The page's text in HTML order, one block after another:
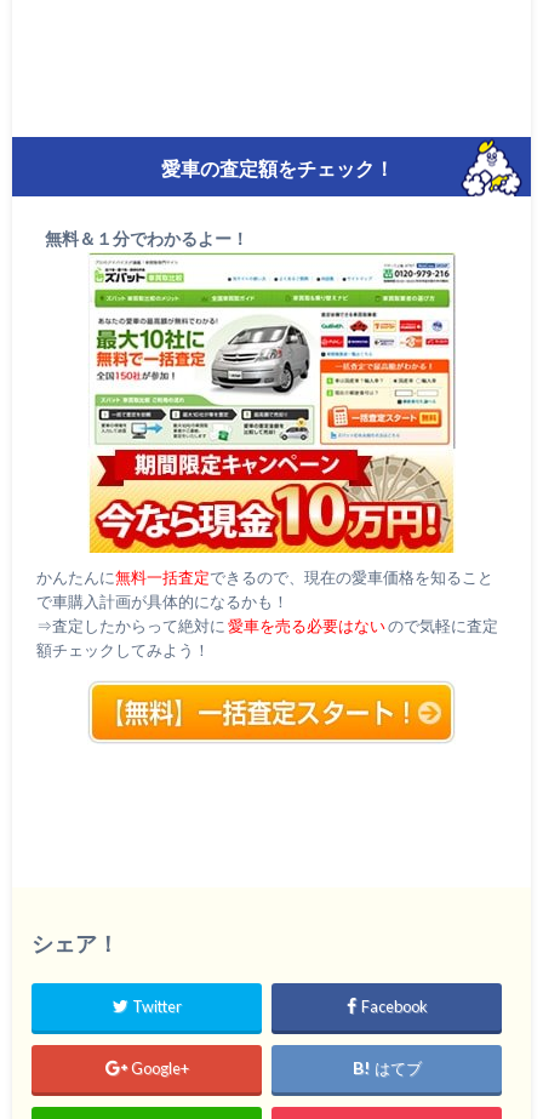
愛車の査定額をチェック！
無料＆１分でわかるよー！
かんたんに無料一括査定できるので、現在の愛車価格を知ること
で車購入計画が具体的になるかも！
⇒査定したからって絶対に愛車を売る必要はないので気軽に査定
額チェックしてみよう！
シェア！
Twitter Facebook
Google+ はてブ